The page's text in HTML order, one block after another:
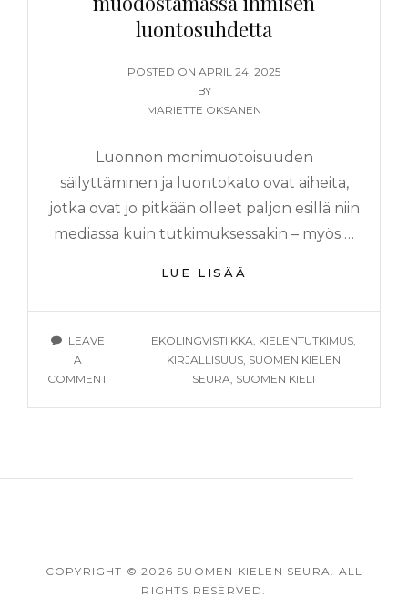
luontosuhdetta
POSTED ON POSTED
ON
APRIL 24, 2025
BY
MARIETTE OKSANEN
Luonnon monimuotoisuuden
säilyttäminen ja luontokato ovat aiheita,
jotka ovat jo pitkään olleet paljon esillä niin
mediassa kuin tutkimuksessakin – myös …
LUE LISÄÄ
JA
IHMISEN
LEAVE
A
COMMENTON
TAGS
EKOLINGVISTIIKKA KIELENTUTKIMUS,
KIRJALLISUUS, SUOMEN KIELEN
SEURA SUOMEN KIELI
COPYRIGHT © 2026 SUOMEN KIELEN SEURA
. ALL
RIGHTS RESERVED.